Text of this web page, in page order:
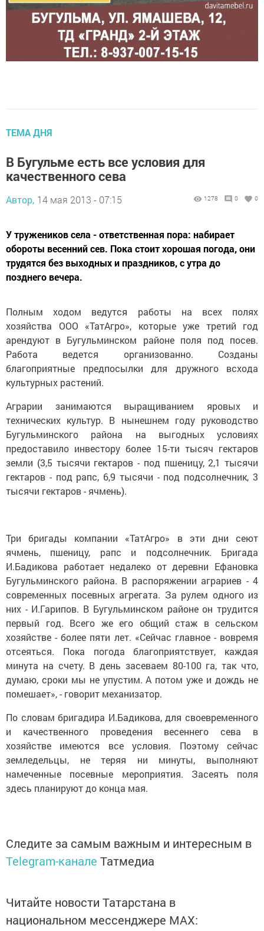
ТЕМА ДНЯ
В Бугульме есть все условия для
качественного сева
Автор, 14 мая 2013 - 07:15 1278 0 0
У тружеников села - ответственная пора: набирает
обороты весенний сев. Пока стоит хорошая погода, они
трудятся без выходных и праздников, с утра до
позднего вечера.
Полным ходом ведутся работы на всех полях
хозяйства ООО «ТатАгро», которые уже третий год
арендуют в Бугульминском районе поля под посев.
Работа ведется организованно. Созданы
благоприятные предпосылки для дружного всхода
культурных растений.
Аграрии занимаются выращиванием яровых и
технических культур. В нынешнем году руководство
Бугульминского района на выгодных условиях
предоставило инвестору более 15-ти тысяч гектаров
земли (3,5 тысячи гектаров - под пшеницу, 2,1 тысячи
гектаров - под рапс, 6,9 тысячи - под подсолнечник, 3
тысячи гектаров - ячмень).
Три бригады компании «ТатАгро» в эти дни сеют
ячмень, пшеницу, рапс и подсолнечник. Бригада
И.Бадикова работает недалеко от деревни Ефановка
Бугульминского района. В распоряжении аграриев - 4
современных посевных агрегата. За рулем одного из
них - И.Гарипов. В Бугульминском районе он трудится
первый год. Всего же его общий стаж в сельском
хозяйстве - более пяти лет. «Сейчас главное - вовремя
отсеяться. Пока погода благоприятствует, каждая
минута на счету. В день засеваем 80-100 га, так что,
думаю, сроки мы не упустим. А потом уже и дождь не
помешает», - говорит механизатор.
По словам бригадира И.Бадикова, для своевременного
и качественного проведения весеннего сева в
хозяйстве имеются все условия. Поэтому сейчас
земледельцы, не теряя ни минуты, выполняют
намеченные посевные мероприятия. Засеять поля
здесь планируют до конца мая.
Следите за самым важным и интересным в
Telegram-канале Татмедиа
Читайте новости Татарстана в
национальном мессенджере MАХ: